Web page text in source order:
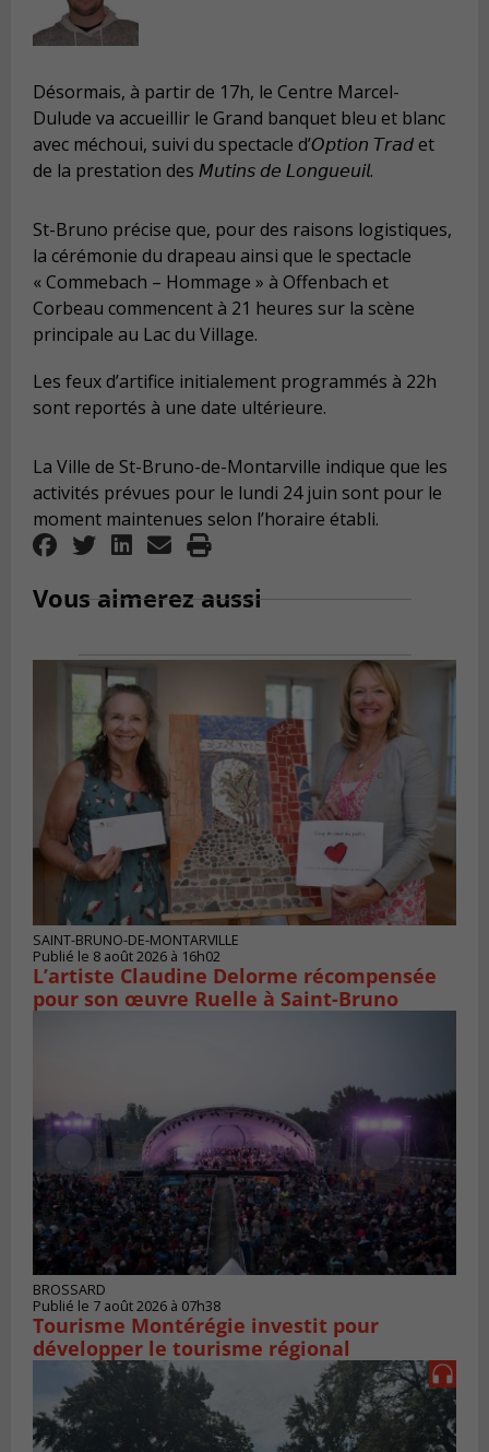
Désormais, à partir de 17h, le Centre Marcel-
Dulude va accueillir le Grand banquet bleu et blanc
avec méchoui, suivi du spectacle d’𝘖𝘱𝘵𝘪𝘰𝘯 𝘛𝘳𝘢𝘥 et
de la prestation des 𝘔𝘶𝘵𝘪𝘯𝘴 𝘥𝘦 𝘓𝘰𝘯𝘨𝘶𝘦𝘶𝘪𝘭.
St-Bruno précise que, pour des raisons logistiques,
la cérémonie du drapeau ainsi que le spectacle
« Commebach – Hommage » à Offenbach et
Corbeau commencent à 21 heures sur la scène
principale au Lac du Village.
Les feux d’artifice initialement programmés à 22h
sont reportés à une date ultérieure.
La Ville de St-Bruno-de-Montarville indique que les
activités prévues pour le lundi 24 juin sont pour le
moment maintenues selon l’horaire établi.
Vous aimerez aussi
SAINT-BRUNO-DE-MONTARVILLE
Publié le 8 août 2026 à 16h02
L’artiste Claudine Delorme récompensée
pour son œuvre Ruelle à Saint-Bruno
BROSSARD
Publié le 7 août 2026 à 07h38
Tourisme Montérégie investit pour
développer le tourisme régional